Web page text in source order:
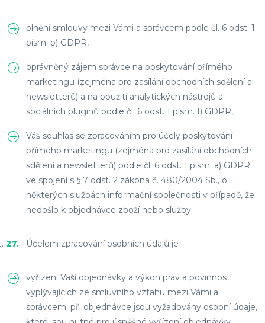
plnění smlouvy mezi Vámi a správcem podle čl. 6 odst. 1
písm. b) GDPR,
oprávněný zájem správce na poskytování přímého
marketingu (zejména pro zasílání obchodních sdělení a
newsletterů) a na použití analytických nástrojů a
sociálních pluginů podle čl. 6 odst. 1 písm. f) GDPR,
Váš souhlas se zpracováním pro účely poskytování
přímého marketingu (zejména pro zasílání obchodních
sdělení a newsletterů) podle čl. 6 odst. 1 písm. a) GDPR
ve spojení s § 7 odst. 2 zákona č. 480/2004 Sb., o
některých službách informační společnosti v případě, že
nedošlo k objednávce zboží nebo služby.
Účelem zpracování osobních údajů je
vyřízení Vaší objednávky a výkon práv a povinností
vyplývajících ze smluvního vztahu mezi Vámi a
správcem; při objednávce jsou vyžadovány osobní údaje,